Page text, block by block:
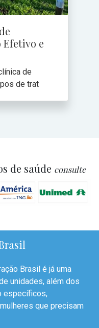
e
de
de trat
de saúde consulte
Brasil é já uma
unidades, além dos
específicos,
que precisam